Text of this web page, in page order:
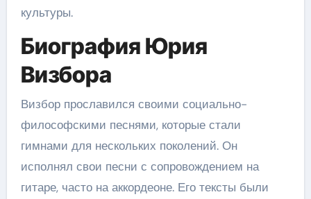
культуры.
Биография Юрия
Визбора
Визбор прославился своими социально-
философскими песнями, которые стали
гимнами для нескольких поколений. Он
исполнял свои песни с сопровождением на
гитаре, часто на аккордеоне. Его тексты были